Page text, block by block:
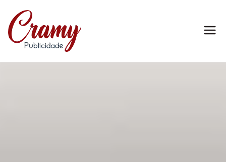
para
conteúdo
Publicidade
Marketing para Empreendedores